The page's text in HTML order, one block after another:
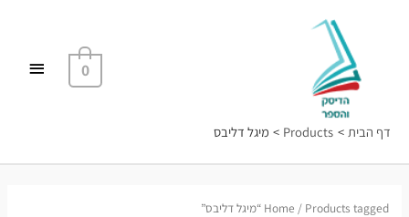
ראשי
0
דף הבית Products מיגל דליבס
Home / Products tagged “מיגל דליבס”